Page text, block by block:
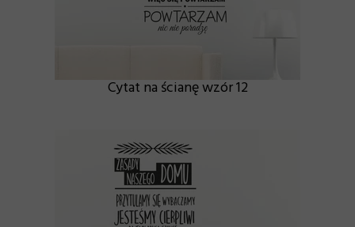
Cytat na ścianę wzór 12